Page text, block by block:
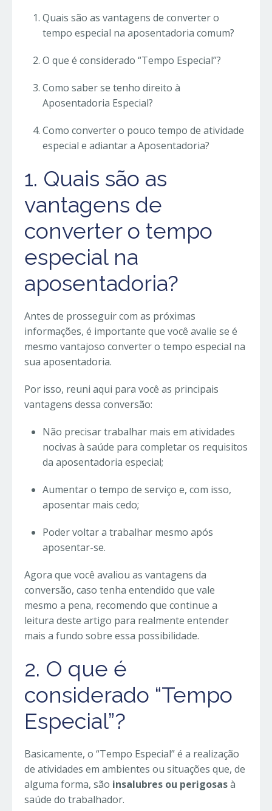
Quais são as vantagens de converter o
tempo especial na aposentadoria comum?
O que é considerado “Tempo Especial”?
Como saber se tenho direito à
Aposentadoria Especial?
Como converter o pouco tempo de atividade
especial e adiantar a Aposentadoria?
1. Quais são as
vantagens de
converter o tempo
especial na
aposentadoria?
Antes de prosseguir com as próximas
informações, é importante que você avalie se é
mesmo vantajoso converter o tempo especial na
sua aposentadoria.
Por isso, reuni aqui para você as principais
vantagens dessa conversão:
Não precisar trabalhar mais em atividades
nocivas à saúde para completar os requisitos
da aposentadoria especial;
Aumentar o tempo de serviço e, com isso,
aposentar mais cedo;
Poder voltar a trabalhar mesmo após
aposentar-se.
Agora que você avaliou as vantagens da
conversão, caso tenha entendido que vale
mesmo a pena, recomendo que continue a
leitura deste artigo para realmente entender
mais a fundo sobre essa possibilidade.
2. O que é
considerado “Tempo
Especial”?
Basicamente, o “Tempo Especial” é a realização
de atividades em ambientes ou situações que, de
alguma forma, são insalubres ou perigosasà
saúde do trabalhador.